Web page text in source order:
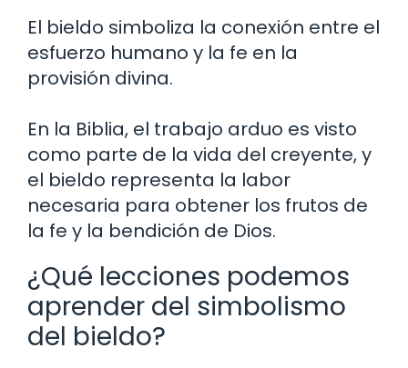
El bieldo simboliza la conexión entre el
esfuerzo humano y la fe en la
provisión divina.
En la Biblia, el trabajo arduo es visto
como parte de la vida del creyente, y
el bieldo representa la labor
necesaria para obtener los frutos de
la fe y la bendición de Dios.
¿Qué lecciones podemos
aprender del simbolismo
del bieldo?